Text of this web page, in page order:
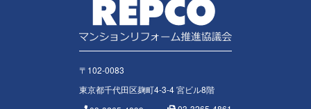
〒102-0083
東京都千代田区麹町4-3-4 宮ビル8階